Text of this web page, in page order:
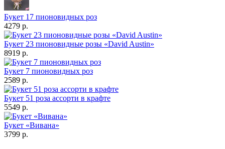
Букет 17 пионовидных роз
4279 р.
Букет 23 пионовидные розы «David Austin»
8919 р.
Букет 7 пионовидных роз
2589 р.
Букет 51 роза ассорти в крафте
5549 р.
Букет «Вивана»
3799 р.